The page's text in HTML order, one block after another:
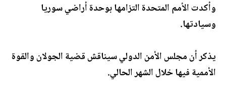
وأكدت الأمم المتحدة التزامها بوحدة أراضي سوريا
وسيادتها.
يذكر أن مجلس الأمن الدولي سيناقش قضية الجولان والقوة
الأممية فيها خلال الشهر الحالي.